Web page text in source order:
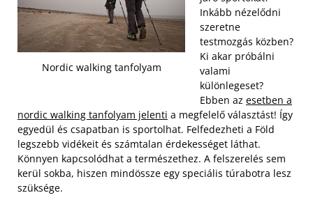
Nordic walking tanfolyam
Inkább nézelődni
szeretne
testmozgás közben?
Ki akar próbálni
valami
különlegeset?
Ebben az esetben a
nordic walking tanfolyam jelenti a megfelelő választást! Így
egyedül és csapatban is sportolhat. Felfedezheti a Föld
legszebb vidékeit és számtalan érdekességet láthat.
Könnyen kapcsolódhat a természethez. A felszerelés sem
kerül sokba, hiszen mindössze egy speciális túrabotra lesz
szüksége.